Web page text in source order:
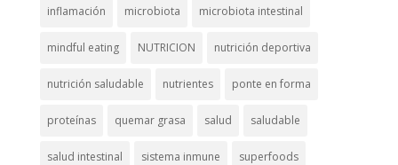
inflamación microbiota microbiota intestinal
mindful eating NUTRICION nutrición deportiva
nutrición saludable nutrientes ponte en forma
proteínas quemar grasa salud saludable
salud intestinal sistema inmune superfoods